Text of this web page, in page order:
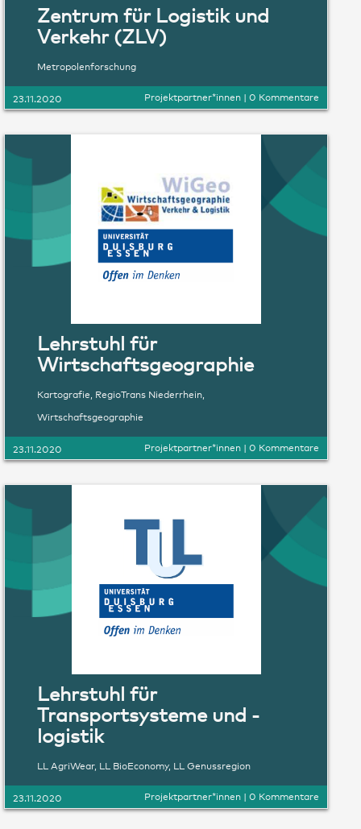
Zentrum für Logistik und
Verkehr (ZLV)
Metropolenforschung
23.11.2020 Projektpartner*innen | 0 Kommentare
Lehrstuhl für
Wirtschaftsgeographie
Kartografie RegioTrans Niederrhein
Wirtschaftsgeographie
23.11.2020 Projektpartner*innen | 0 Kommentare
Lehrstuhl für
Transportsysteme und -
logistik
LL AgriWear, LL BioEconomy, LL Genussregion
23.11.2020 Projektpartner*innen | 0 Kommentare